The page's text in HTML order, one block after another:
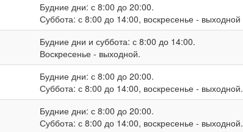
Будние дни: с 8:00 до 20:00.
Суббота: с 8:00 до 14:00, воскресенье - выходной
Будние дни и суббота: с 8:00 до 14:00.
Воскресенье - выходной.
Будние дни: с 8:00 до 20:00.
Суббота: с 8:00 до 14:00, воскресенье - выходной.
Будние дни: с 8:00 до 20:00.
Суббота: с 8:00 до 14:00, воскресенье - выходной.